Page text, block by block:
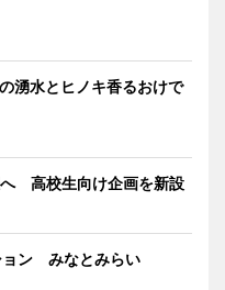
湧水とヒノキ香るおけで
高校生向け企画を新設
ョン みなとみらい